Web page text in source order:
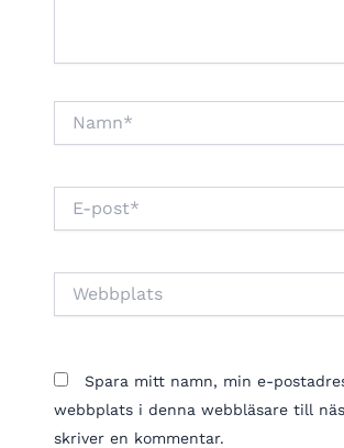
post*
Spara mitt namn, min e-
webbplats i denna webbläsare till
skriver en kommentar.